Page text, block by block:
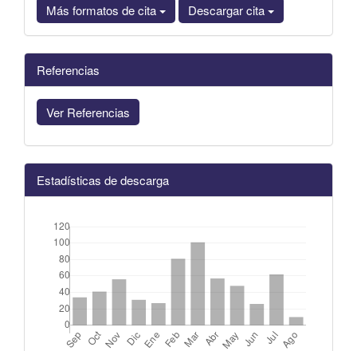
Más formatos de cita
Descargar cita
Referencias
Ver Referencias
Estadísticas de descarga